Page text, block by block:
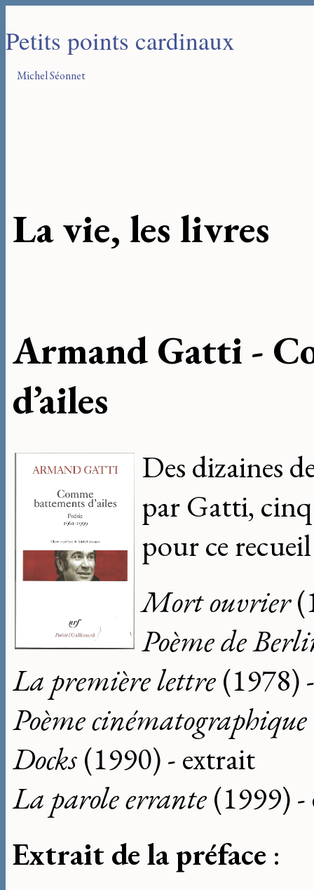
Petits points cardinaux
Michel Séonnet
La vie, les livres
Armand Gatti -
d’ailes
Des dizaines
par Gatti,
pour ce
Mort ouvrier
Poème de
La première lettre(1978)
Poème
Docks(1990) - extrait
La parole errante(1999)
Extrait de la préface :